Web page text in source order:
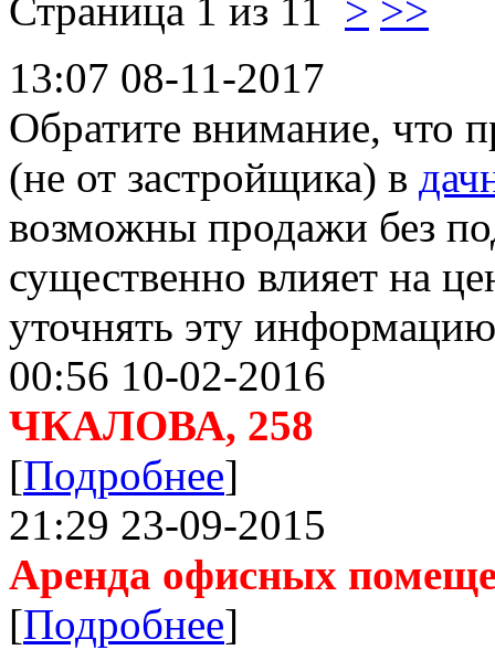
Страница 1 из 11 > >>
13:07 08-11-2017
Обратите внимание, что
(не от застройщика) в
возможны продажи без
существенно влияет на
уточнять эту
00:56 10-02-2016
ЧКАЛОВА, 258
[Подробнее]
21:29 23-09-2015
Аренда офисных
[Подробнее]